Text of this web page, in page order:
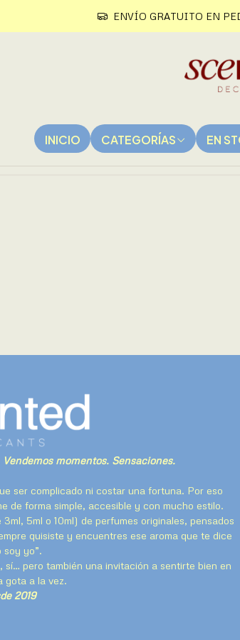
INICIO CATEGORÍAS EN
ENVÍO GRATUITO EN
momentos. Sensaciones.
ser complicado ni costar una fortuna. Por eso
de forma simple, accesible y con mucho estilo.
5ml o 10ml) de perfumes originales, pensados
quisiste y encuentres ese aroma que te dice
soy yo”.
pero también una invitación a sentirte bien en
gota a la vez.
2019